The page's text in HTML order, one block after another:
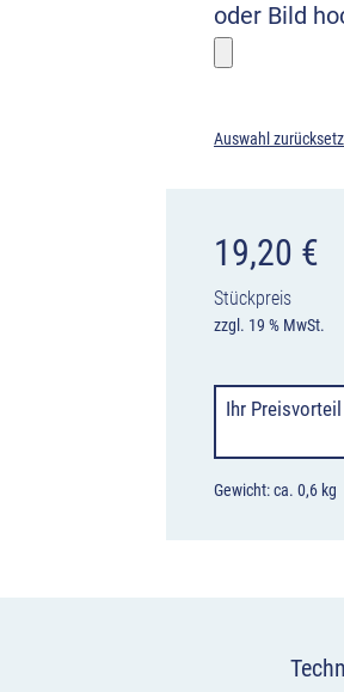
oder Bild
Bitte
Auswahl
19,20 €
Stückpreis
zzgl. 19 % MwSt.
Ihr Preisvorteil
Gewicht: ca. 0,6 kg